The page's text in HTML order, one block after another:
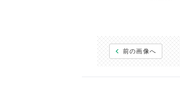
前の画像へ